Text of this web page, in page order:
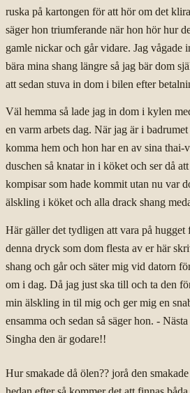
ruska på kartongen för att hör om det
säger hon triumferande när hon hör hur
gamle nickar och går vidare. Jag vågade
bära mina shang längre så jag bär dom
att sedan stuva in dom i bilen efter
Väl hemma så lade jag in dom i kylen
en varm arbets dag. När jag är i
komma hem och hon har en av sina thai-
duschen så knatar in i köket och ser då
kompisar som hade kommit utan nu var
älskling i köket och alla drack shang
Här gäller det tydligen att vara på hugget
denna dryck som dom flesta av er här
shang och går och säter mig vid datorn
om i dag. Då jag just ska till och ta den
min älskling in til mig och ger mig en
ensamma och sedan så säger hon. -
Singha den är godare!!
Hur smakade då ölen?? jorå den